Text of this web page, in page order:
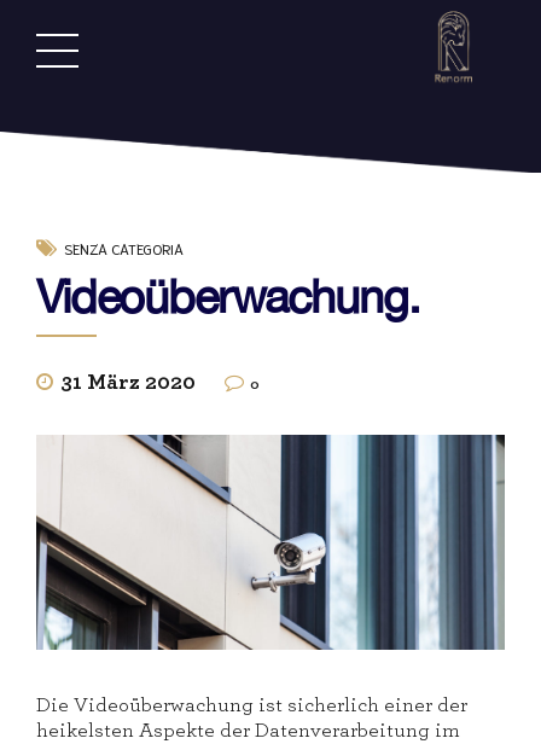
SENZA CATEGORIA
Videoüberwachung.
31 März 2020 0
Die Videoüberwachung ist sicherlich einer der
heikelsten Aspekte der Datenverarbeitung im